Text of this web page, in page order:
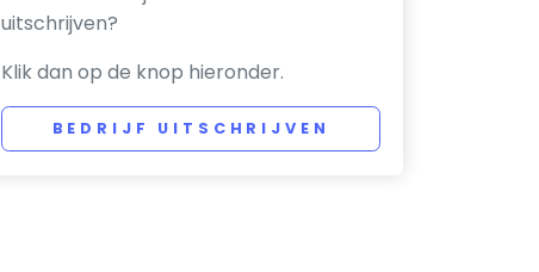
uitschrijven?
Klik dan op de knop hieronder.
BEDRIJF UITSCHRIJVEN